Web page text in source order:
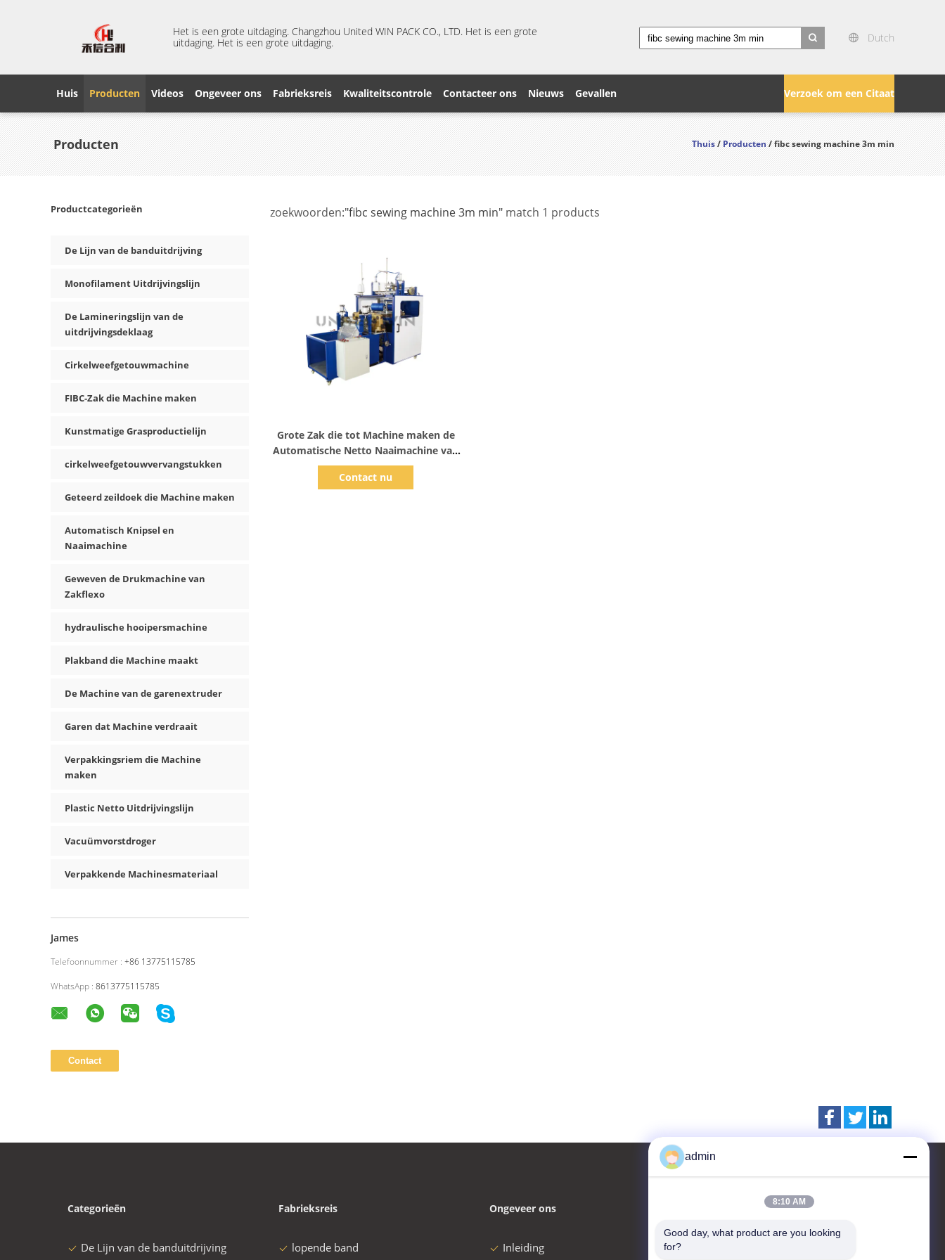
Het is een grote uitdaging. Changzhou United WIN PACK CO., LTD. Het is een grote
uitdaging. Het is een grote uitdaging.
Dutch
Verzoek om een Citaat
Huis Producten Videos Ongeveer ons Fabrieksreis Kwaliteitscontrole Contacteer ons Nieuws Gevallen
Producten Thuis/Producten/ fibc sewing machine 3m min
Productcategorieën
De Lijn van de banduitdrijving
Monofilament Uitdrijvingslijn
De Lamineringslijn van de
uitdrijvingsdeklaag
Cirkelweefgetouwmachine
FIBC-Zak die Machine maken
Kunstmatige Grasproductielijn
cirkelweefgetouwvervangstukken
Geteerd zeildoek die Machine maken
Automatisch Knipsel en
Naaimachine
Geweven de Drukmachine van
Zakflexo
hydraulische hooipersmachine
Plakband die Machine maakt
De Machine van de garenextruder
Garen dat Machine verdraait
Verpakkingsriem die Machine
maken
Plastic Netto Uitdrijvingslijn
Vacuümvorstdroger
Verpakkende Machinesmateriaal
James
Telefoonnummer : +86 13775115785
WhatsApp : 8613775115785
zoekwoorden:"fibc sewing machine 3m min" match 1 products
Grote Zak die tot Machine maken de
Automatische Netto Naaimachine van
Schotfibc 3m Min
Contact nu
Categorieën
De Lijn van de banduitdrijving
Fabrieksreis
lopende band
Ongeveer ons
Inleiding
Contacteer ons
CHANGZHOU UNITED WIN
admin
8:10 AM
Good day, what product are you looking
for?